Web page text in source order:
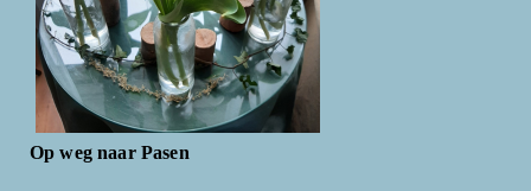
Op weg naar Pasen